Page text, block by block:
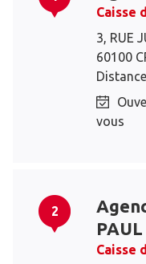
Caisse
3, RUE
60100
vous
2
PAUL
Caisse